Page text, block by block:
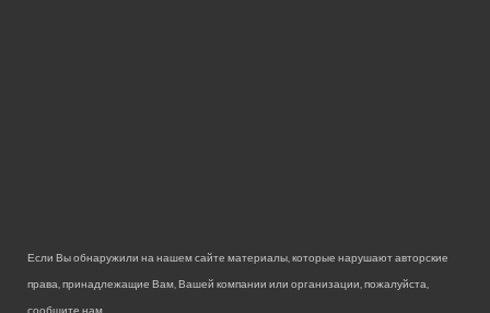
Если Вы обнаружили на нашем сайте материалы, которые нарушают авторские
права, принадлежащие Вам, Вашей компании или организации, пожалуйста,
сообщите нам.